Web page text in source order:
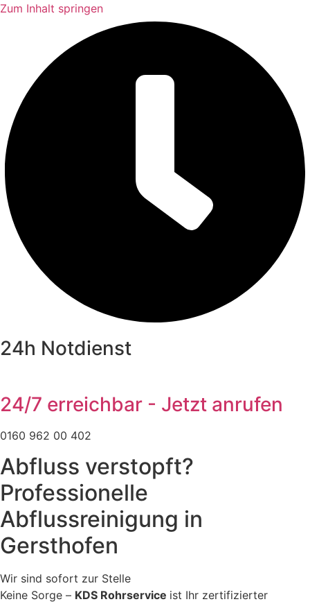
Zum Inhalt springen
24h Notdienst
24/7 erreichbar - Jetzt anrufen
0160 962 00 402
Abfluss verstopft?
Professionelle
Abflussreinigung in
Gersthofen
Wir sind sofort zur Stelle
Keine Sorge – KDS Rohrservice ist Ihr zertifizierter